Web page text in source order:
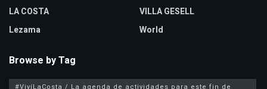
LA COSTA
Lezama
VILLA GESELL
World
Browse by Tag
#VivíLaCosta / La agenda de actividades para este fin de